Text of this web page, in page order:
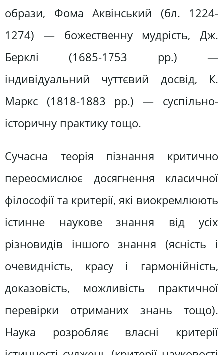
образи, Фома Аквінський (бл. 1224-
1274) — божественну мудрість, Дж.
Берклі (1685-1753 рр.) —
індивідуальний чуттєвий досвід, К.
Маркс (1818-1883 рр.) — суспільно-
історичну практику тощо.
Сучасна теорія пізнання критично
переосмислює досягнення класичної
філософії та критерії, які виокремлюють
істинне наукове знання від усіх
різновидів іншого знання (ясність і
очевидність, красу і гармонійність,
доказовість, можливість практичної
перевірки отриманих знань тощо).
Наука розробляє власні критерії